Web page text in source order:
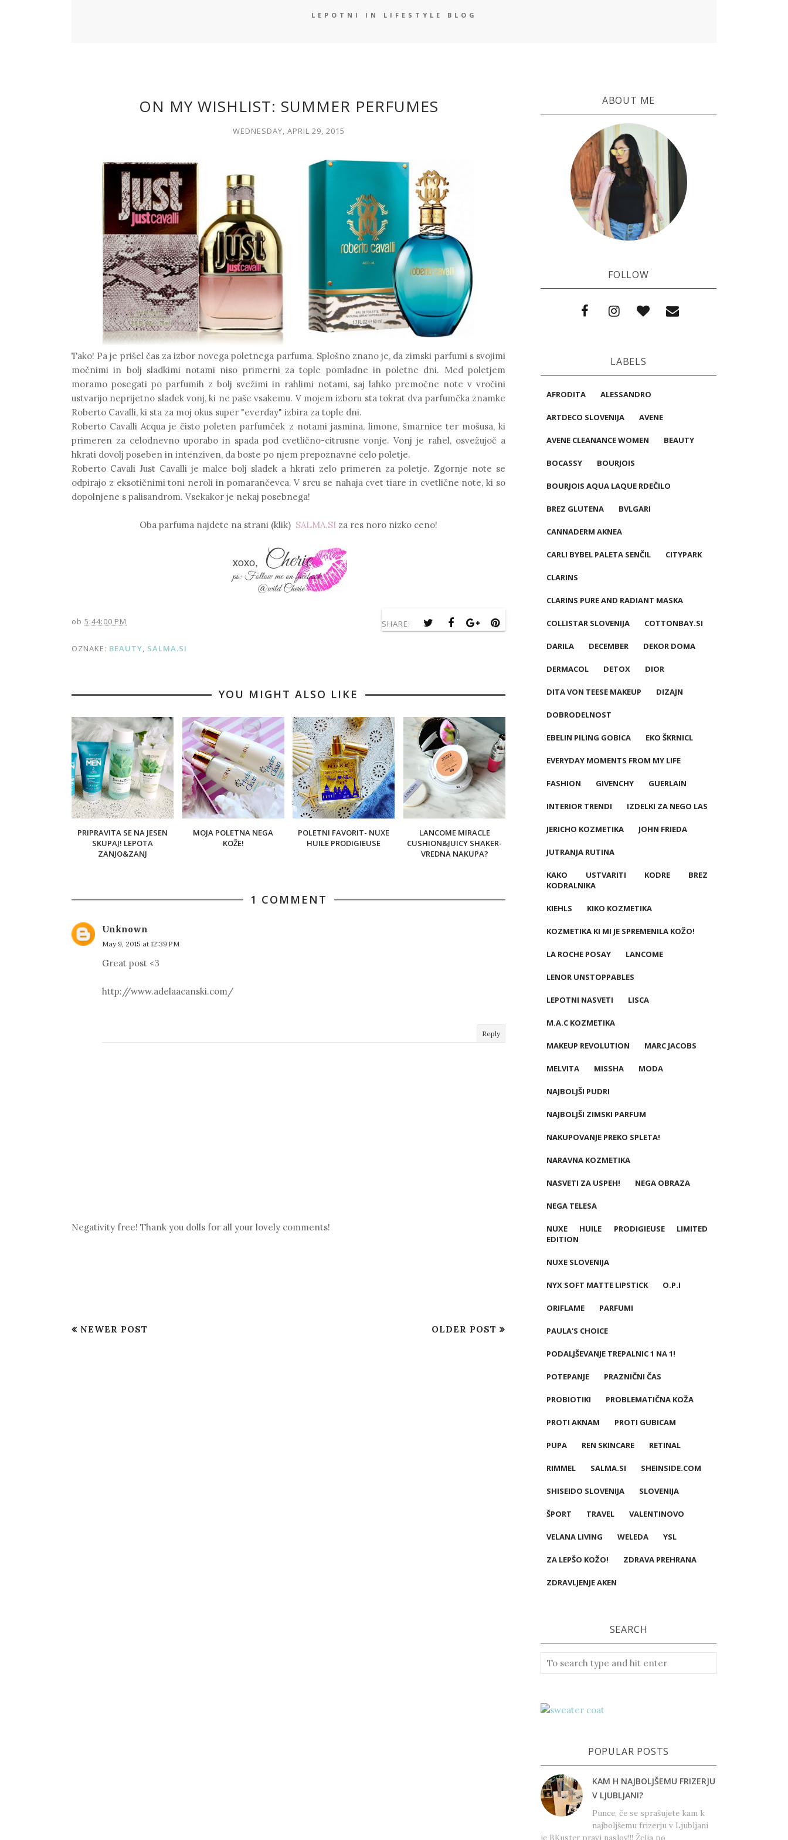
LEPOTNI IN LIFESTYLE BLOG
ON MY WISHLIST: SUMMER PERFUMES
WEDNESDAY, APRIL 29, 2015
Tako! Pa je prišel čas za izbor novega poletnega parfuma. Splošno znano je, da zimski parfumi s svojimi
močnimi in bolj sladkimi notami niso primerni za tople pomladne in poletne dni. Med poletjem
moramo posegati po parfumih z bolj svežimi in rahlimi notami, saj lahko premočne note v vročini
ustvarijo neprijetno sladek vonj, ki ne paše vsakemu. V mojem izboru sta tokrat dva parfumčka znamke
Roberto Cavalli, ki sta za moj okus super "everday" izbira za tople dni.
Roberto Cavalli Acquaje čisto poleten parfumček z notami jasmina, limone, šmarnice ter mošusa, ki
primeren za celodnevno uporabo in spada pod cvetlično-citrusne vonje. Vonj je rahel, osvežujoč a
hkrati dovolj poseben in intenziven, da boste po njem prepoznavne celo poletje.
Roberto Cavali Just Cavalli je malce bolj sladek a hkrati zelo primeren za poletje. Zgornje note se
odpirajo z eksotičnimi toni neroli in pomarančevca. V srcu se nahaja cvet tiare in cvetlične note, ki so
dopolnjene s palisandrom. Vsekakor je nekaj posebnega!
Oba parfuma najdete na strani (klik) SALMA.SI za res noro nizko ceno!
ob 5:44:00 PM SHARE:
OZNAKE: BEAUTY SALMA.SI
YOU MIGHT ALSO LIKE
PRIPRAVITA SE NA JESEN
SKUPAJ! LEPOTA
ZANJO&ZANJ
MOJA POLETNA NEGA
KOŽE!
POLETNI FAVORIT- NUXE
HUILE PRODIGIEUSE
LANCOME MIRACLE
CUSHION&JUICY SHAKER-
VREDNA NAKUPA?
1 COMMENT
Unknown
May 9, 2015 at 12:39 PM
Great post <3
http://www.adelaacanski.com/
Reply
Negativity free! Thank you dolls for all your lovely comments!
NEWER POST OLDER POST
ABOUT ME
FOLLOW
LABELS
AFRODITA ALESSANDRO
ARTDECO SLOVENIJA AVENE
AVENE CLEANANCE WOMEN BEAUTY
BOCASSY BOURJOIS
BOURJOIS AQUA LAQUE RDEČILO
BREZ GLUTENA BVLGARI
CANNADERM AKNEA
CARLI BYBEL PALETA SENČIL CITYPARK
CLARINS
CLARINS PURE AND RADIANT MASKA
COLLISTAR SLOVENIJA COTTONBAY.SI
DARILA DECEMBER DEKOR DOMA
DERMACOL DETOX DIOR
DITA VON TEESE MAKEUP DIZAJN
DOBRODELNOST
EBELIN PILING GOBICA EKO ŠKRNICL
EVERYDAY MOMENTS FROM MY LIFE
FASHION GIVENCHY GUERLAIN
INTERIOR TRENDI IZDELKI ZA NEGO LAS
JERICHO KOZMETIKA JOHN FRIEDA
JUTRANJA RUTINA
KAKO USTVARITI KODRE BREZ
KODRALNIKA
KIEHLS KIKO KOZMETIKA
KOZMETIKA KI MI JE SPREMENILA KOŽO!
LA ROCHE POSAY LANCOME
LENOR UNSTOPPABLES
LEPOTNI NASVETI LISCA
M.A.C KOZMETIKA
MAKEUP REVOLUTION MARC JACOBS
MELVITA MISSHA MODA
NAJBOLJŠI PUDRI
NAJBOLJŠI ZIMSKI PARFUM
NAKUPOVANJE PREKO SPLETA!
NARAVNA KOZMETIKA
NASVETI ZA USPEH! NEGA OBRAZA
NEGA TELESA
NUXE HUILE PRODIGIEUSE LIMITED
EDITION
NUXE SLOVENIJA
NYX SOFT MATTE LIPSTICK O.P.I
ORIFLAME PARFUMI
PAULA'S CHOICE
PODALJŠEVANJE TREPALNIC 1 NA 1!
POTEPANJE PRAZNIČNI ČAS
PROBIOTIKI PROBLEMATIČNA KOŽA
PROTI AKNAM PROTI GUBICAM
PUPA REN SKINCARE RETINAL
RIMMEL SALMA.SI SHEINSIDE.COM
SHISEIDO SLOVENIJA SLOVENIJA
ŠPORT TRAVEL VALENTINOVO
VELANA LIVING WELEDA YSL
ZA LEPŠO KOŽO! ZDRAVA PREHRANA
ZDRAVLJENJE AKEN
SEARCH
POPULAR POSTS
KAM H NAJBOLJŠEMU FRIZERJU
V LJUBLJANI?
Punce, če se sprašujete kam k
najboljšemu frizerju v Ljubljani
je BKuster pravi naslov!!! Želja po